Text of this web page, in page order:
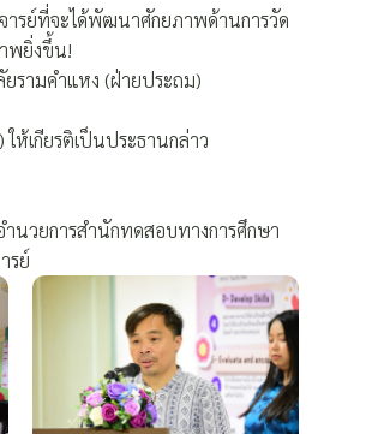
ารย์ที่จะได้พัฒนาศักยภาพด้านการวัด
พยิ่งขึ้น!
รามคำแหง (ฝ่ายประถม)
ห้เกียรติเป็นประธานกล่าว
นวยการสำนักทดสอบทางการศึกษา
รย์